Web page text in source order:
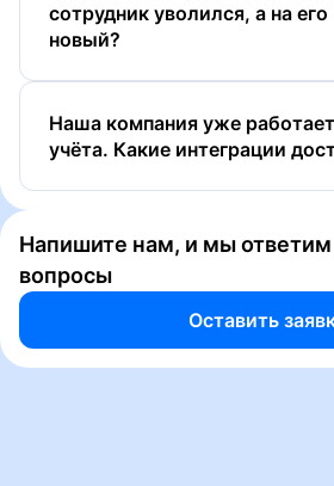
УНЭП ЕСИА (Госключ)
УКЭП
сотрудник уволился, а на
новый?
Наша компания уже
учёта. Какие интеграции
Напишите нам, и мы ответим
вопросы
Оставить